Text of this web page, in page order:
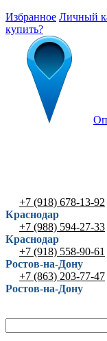
Избранное Личный
купить?
+7 (918) 678-13-92
Краснодар
+7 (988) 594-27-33
Краснодар
+7 (918) 558-90-61
Ростов-на-Дону
+7 (863) 203-77-47
Ростов-на-Дону